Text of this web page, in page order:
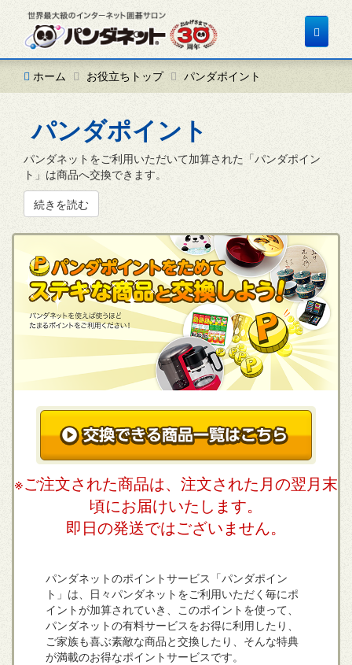
Toggle
ホーム
お役立ちトップ パンダポイント
パンダポイント
パンダネットをご利用いただいて加算された「パンダポイン
ト」は商品へ交換できます。
続きを読む
※ご注文された商品は、注文された月の翌月末
頃にお届けいたします。
即日の発送ではございません。
パンダネットのポイントサービス「パンダポイン
ト」は、日々パンダネットをご利用いただく毎にポ
イントが加算されていき、このポイントを使って、
パンダネットの有料サービスをお得に利用したり、
ご家族も喜ぶ素敵な商品と交換したり、そんな特典
が満載のお得なポイントサービスです。